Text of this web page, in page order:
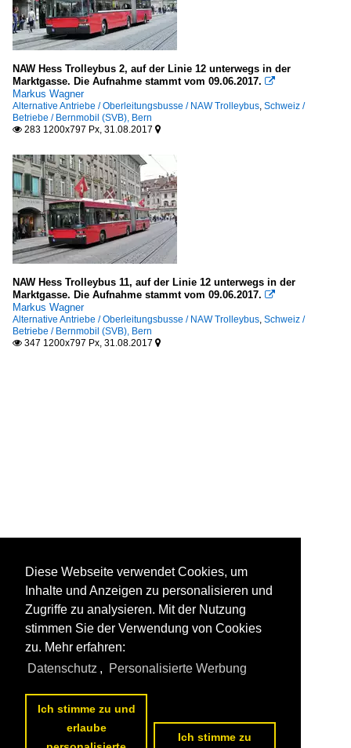
NAW Hess Trolleybus 2, auf der Linie 12 unterwegs in der
Marktgasse. Die Aufnahme stammt vom 09.06.2017. 
Markus Wagner
Alternative Antriebe / Oberleitungsbusse / NAW Trolleybus Schweiz /
Betriebe / Bernmobil (SVB), Bern
 283 1200x797 Px, 31.08.2017 
NAW Hess Trolleybus 11, auf der Linie 12 unterwegs in der
Marktgasse. Die Aufnahme stammt vom 09.06.2017. 
Markus Wagner
Alternative Antriebe / Oberleitungsbusse / NAW Trolleybus Schweiz /
Betriebe / Bernmobil (SVB), Bern
 347 1200x797 Px, 31.08.2017 
Diese Webseite verwendet Cookies, um
Inhalte und Anzeigen zu personalisieren und
Zugriffe zu analysieren. Mit der Nutzung
stimmen Sie der Verwendung von Cookies
zu. Mehr erfahren:
Datenschutz , Personalisierte Werbung
Ich stimme zu und
erlaube
Ich stimme zu